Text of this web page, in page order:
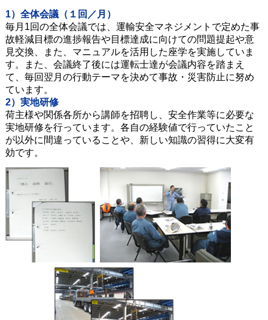
1）全体会議（１回／月）
毎月1回の全体会議では、運輸安全マネジメントで定めた事
故軽減目標の進捗報告や目標達成に向けての問題提起や意
見交換、また、マニュアルを活用した座学を実施していま
す。また、会議終了後には運転士達が会議内容を踏まえ
て、毎回翌月の行動テーマを決めて事故・災害防止に努め
ています。
2）実地研修
荷主様や関係各所から講師を招聘し、安全作業等に必要な
実地研修を行っています。各自の経験値で行っていたこと
が以外に間違っていることや、新しい知識の習得に大変有
効です。